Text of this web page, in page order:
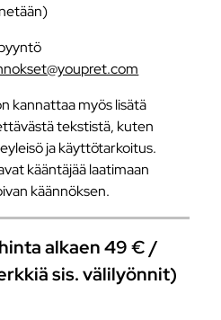
kannattaa myös lisätä
tekstistä, kuten
ja käyttötarkoitus.
kääntäjää laatimaan
käännöksen.
alkaen 49 € /
sis. välilyönnit)